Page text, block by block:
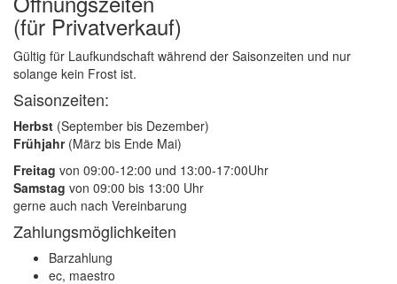
(für Privatverkauf)
Gültig für Laufkundschaft während der Saisonzeiten und nur
solange kein Frost ist.
Saisonzeiten:
Herbst (September bis Dezember)
Frühjahr(März bis Ende Mai)
Freitag von 09:00-12:00 und 13:00-17:00Uhr
Samstag von 09:00 bis 13:00 Uhr
gerne auch nach Vereinbarung
Zahlungsmöglichkeiten
Barzahlung
ec, maestro